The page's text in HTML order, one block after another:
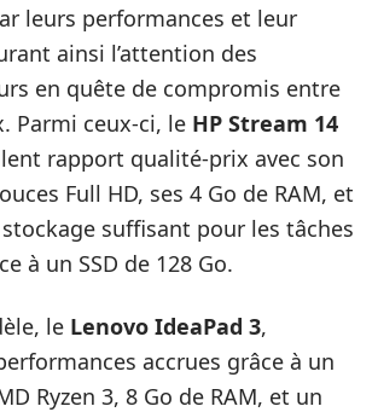
leurs performances et leur
ainsi l’attention des
en quête de compromis entre
Parmi ceux-ci, le HP Stream 14
rapport qualité-prix avec son
Full HD, ses 4 Go de RAM, et
suffisant pour les tâches
à un SSD de 128 Go.
le Lenovo IdeaPad 3,
accrues grâce à un
Ryzen 3, 8 Go de RAM, et un